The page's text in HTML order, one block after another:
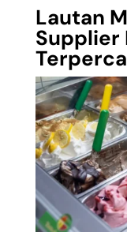
Lautan
Supplier